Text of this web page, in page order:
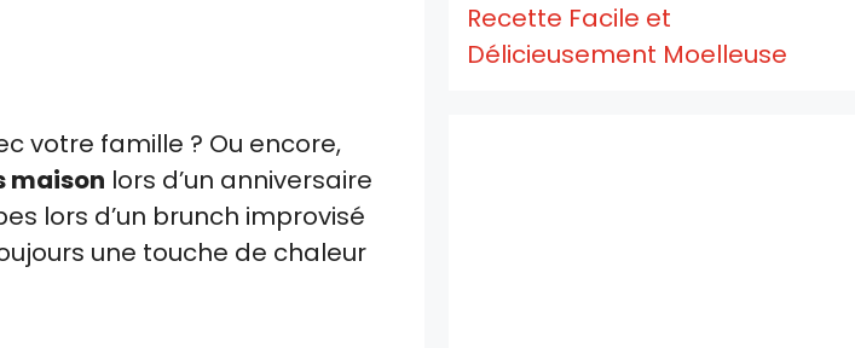
votre famille ? Ou encore,
maison lors d’un anniversaire
lors d’un brunch improvisé
une touche de chaleur
Recette Facile et
Délicieusement Moelleuse